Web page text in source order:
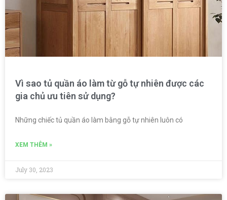
Vì sao tủ quần áo làm từ gỗ tự nhiên được các
gia chủ ưu tiên sử dụng?
Những chiếc tủ quần áo làm bằng gỗ tự nhiên luôn có
XEM THÊM »
July 30, 2023